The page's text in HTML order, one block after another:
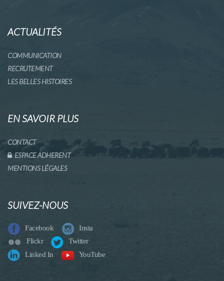
ACTUALITÉS
COMMUNICATION
RECRUTEMENT
LES BELLES HISTOIRES
EN SAVOIR PLUS
CONTACT
ESPACE ADHERENT
MENTIONS LÉGALES
SUIVEZ-NOUS
Facebook
Insta
Flickr
Twitter
Linked In
YouTube